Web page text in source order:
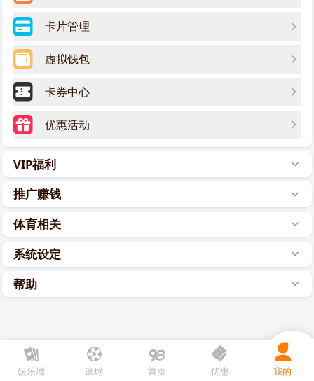
VIP福利
推广赚钱
体育相关
系统设定
帮助
娱乐城 滚球 优惠 我的